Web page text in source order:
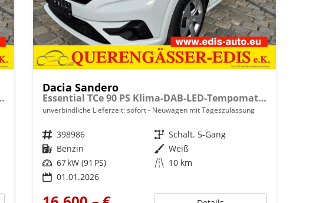
Limiter-sofort
Dacia Sandero
Essential TCe 90 PS Klima-DAB-LED-Tempomat-Limiter-sofort
unverbindliche Lieferzeit: sofort Neuwagen mit Tageszulassung
Fahrzeugnr. 398986 Getriebe Schalt. 5-Gang
Kraftstoff Benzin Außenfarbe Weiß
Leistung 67 kW (91 PS) Kilometerstand 10 km
01.01.2026